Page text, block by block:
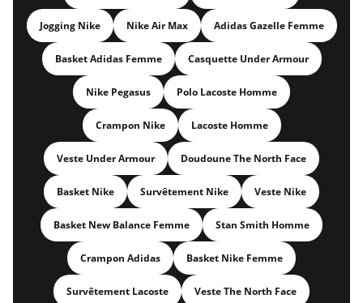
Jogging Nike Nike Air Max Adidas Gazelle Femme
Basket Adidas Femme Casquette Under Armour
Nike Pegasus Polo Lacoste Homme
Crampon Nike Lacoste Homme
Veste Under Armour Doudoune The North Face
Basket Nike Survêtement Nike Veste Nike
Basket New Balance Femme Stan Smith Homme
Crampon Adidas Basket Nike Femme
Survêtement Lacoste Veste The North Face